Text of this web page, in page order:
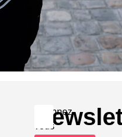
Abonnez-
vous